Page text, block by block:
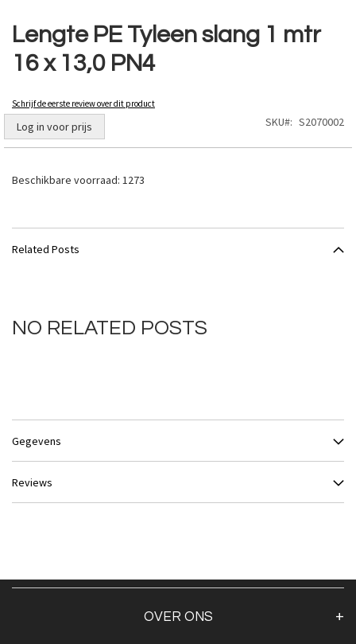
Lengte PE Tyleen slang 1 mtr
16 x 13,0 PN4
Schrijf de eerste review over dit product
Log in voor prijs SKU S2070002
Beschikbare voorraad: 1273
naar
het
begin
van
afbeeldingen-
gallerij
Related Posts
NO RELATED POSTS
Gegevens
Reviews
OVER ONS